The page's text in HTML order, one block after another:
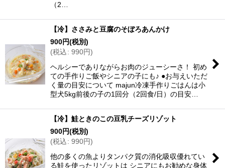
（2…
【冷】ささみと豆腐のそぼろあんかけ
900円(税別)
(税込: 990円)
ヘルシーでありながらお肉のジューシーさ！ 初め
ての手作りご飯やシニアの子にも♪ ●お与えいただ
く量の目安について majun冷凍手作りごはんは小
型犬5kg前後の子の1回分（2回食/日）の目安…
【冷】鮭ときのこの豆乳チーズリゾット
900円(税別)
(税込: 990円)
他の多くの魚よりタンパク質の消化吸収優れてい
る鮭を使ったリゾットは シニアにもお勧めな身体